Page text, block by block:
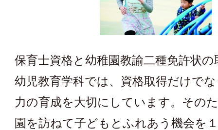
保育士資格と幼稚園教諭二種免許状
幼児教育学科では、資格取得だけで
力の育成を大切にしています。その
園を訪ねて子どもとふれあう機会を